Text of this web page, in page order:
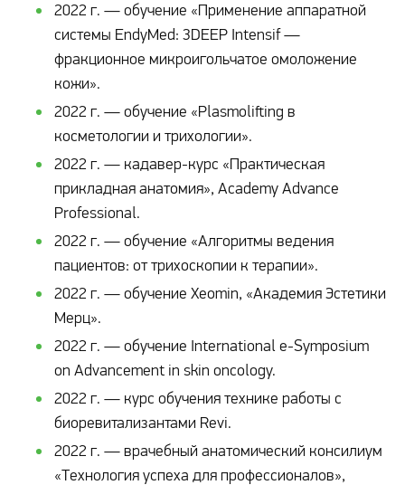
2022 г. — обучение «Применение аппаратной
системы EndyMed: 3DEEP Intensif —
фракционное микроигольчатое омоложение
кожи».
2022 г. — обучение «Plasmolifting в
косметологии и трихологии».
2022 г. — кадавер-курс «Практическая
прикладная анатомия», Academy Advance
Professional.
2022 г. — обучение «Алгоритмы ведения
пациентов: от трихоскопии к терапии».
2022 г. — обучение Xeomin, «Академия Эстетики
Мерц».
2022 г. — обучение International e-Symposium
on Advancement in skin oncology.
2022 г. — курс обучения технике работы с
биоревитализантами Revi.
2022 г. — врачебный анатомический консилиум
«Технология успеха для профессионалов»,